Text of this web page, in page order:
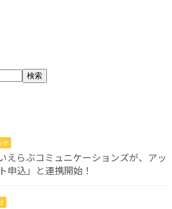
検索
せ
えらぶコミュニケーションズが、アッ
申込」と連携開始！